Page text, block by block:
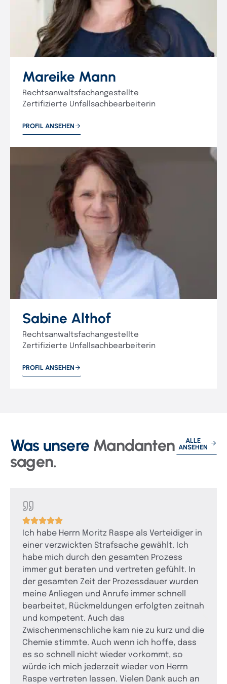
Mareike Mann
Rechtsanwaltsfachangestellte
Zertifizierte Unfallsachbearbeiterin
PROFIL ANSEHEN
Sabine Althof
Rechtsanwaltsfachangestellte
Zertifizierte Unfallsachbearbeiterin
PROFIL ANSEHEN
Was unsere Mandanten
sagen.
ALLE
ANSEHEN
Ich habe Herrn Moritz Raspe als Verteidiger in
einer verzwickten Strafsache gewählt. Ich
habe mich durch den gesamten Prozess
immer gut beraten und vertreten gefühlt. In
der gesamten Zeit der Prozessdauer wurden
meine Anliegen und Anrufe immer schnell
bearbeitet, Rückmeldungen erfolgten zeitnah
und kompetent. Auch das
Zwischenmenschliche kam nie zu kurz und die
Chemie stimmte. Auch wenn ich hoffe, dass
es so schnell nicht wieder vorkommt, so
würde ich mich jederzeit wieder von Herrn
Raspe vertreten lassen. Vielen Dank auch an